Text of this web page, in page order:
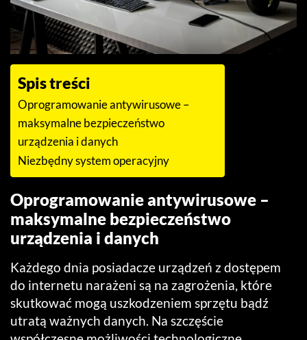
Spis treści
Oprogramowanie antywirusowe –
maksymalne bezpieczeństwo
urządzenia i danych
Niezbędny system operacyjny
Oprogramowanie antywirusowe –
maksymalne bezpieczeństwo
urządzenia i danych
Każdego dnia posiadacze urządzeń z dostępem
do internetu narażeni są na zagrożenia, które
skutkować mogą uszkodzeniem sprzętu bądź
utratą ważnych danych. Na szczęście